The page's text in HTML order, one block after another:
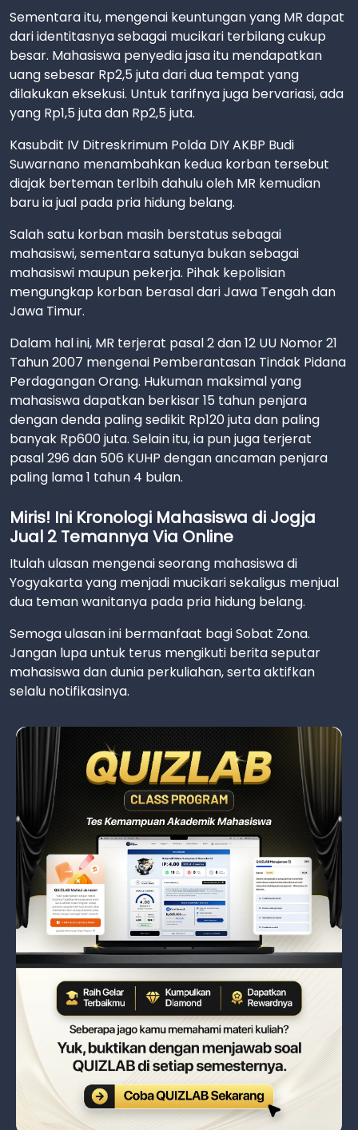
Sementara itu, mengenai keuntungan yang MR dapat
dari identitasnya sebagai mucikari terbilang cukup
besar. Mahasiswa penyedia jasa itu mendapatkan
uang sebesar Rp2,5 juta dari dua tempat yang
dilakukan eksekusi. Untuk tarifnya juga bervariasi, ada
yang Rp1,5 juta dan Rp2,5 juta.
Kasubdit IV Ditreskrimum Polda DIY AKBP Budi
Suwarnano menambahkan kedua korban tersebut
diajak berteman terlbih dahulu oleh MR kemudian
baru ia jual pada pria hidung belang.
Salah satu korban masih berstatus sebagai
mahasiswi, sementara satunya bukan sebagai
mahasiswi maupun pekerja. Pihak kepolisian
mengungkap korban berasal dari Jawa Tengah dan
Jawa Timur.
Dalam hal ini, MR terjerat pasal 2 dan 12 UU Nomor 21
Tahun 2007 mengenai Pemberantasan Tindak Pidana
Perdagangan Orang. Hukuman maksimal yang
mahasiswa dapatkan berkisar 15 tahun penjara
dengan denda paling sedikit Rp120 juta dan paling
banyak Rp600 juta. Selain itu, ia pun juga terjerat
pasal 296 dan 506 KUHP dengan ancaman penjara
paling lama 1 tahun 4 bulan.
Miris! Ini Kronologi Mahasiswa di Jogja
Jual 2 Temannya Via Online
Itulah ulasan mengenai seorang mahasiswa di
Yogyakarta yang menjadi mucikari sekaligus menjual
dua teman wanitanya pada pria hidung belang.
Semoga ulasan ini bermanfaat bagi Sobat Zona.
Jangan lupa untuk terus mengikuti berita seputar
mahasiswa dan dunia perkuliahan, serta aktifkan
selalu notifikasinya.